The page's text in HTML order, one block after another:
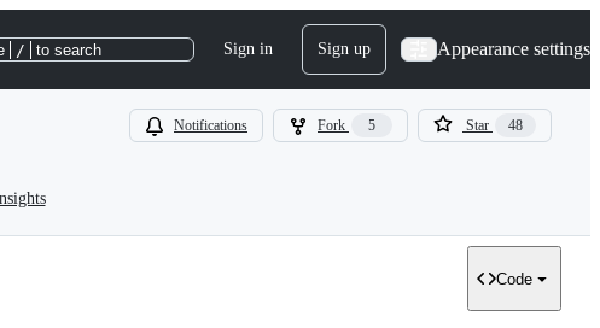
/ to search Sign in Sign up Appearance settings
Notifications Fork 5 Star 48
Code